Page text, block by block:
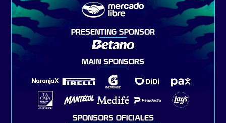
PRESENTING SPONSOR
MAIN SPONSORS
SPONSORS OFICIALES